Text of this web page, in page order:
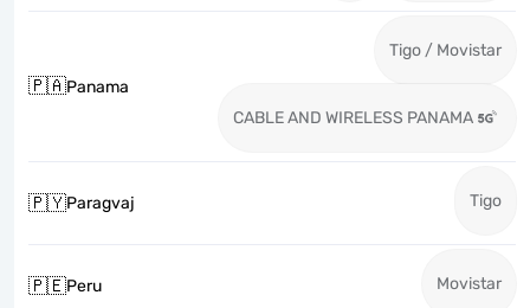
🇵🇦Panama
Tigo / Movistar
CABLE AND WIRELESS PANAMA
🇵🇾Paragvaj Tigo
🇵🇪Peru Movistar